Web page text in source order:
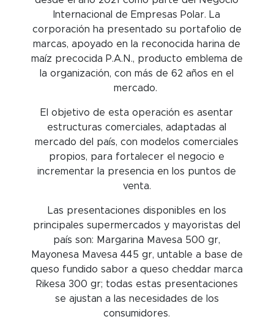
Internacional de Empresas Polar. La
corporación ha presentado su portafolio de
marcas, apoyado en la reconocida harina de
maíz precocida P.A.N., producto emblema de
la organización, con más de 62 años en el
mercado.
El objetivo de esta operación es asentar
estructuras comerciales, adaptadas al
mercado del país, con modelos comerciales
propios, para fortalecer el negocio e
incrementar la presencia en los puntos de
venta.
Las presentaciones disponibles en los
principales supermercados y mayoristas del
país son: Margarina Mavesa 500 gr,
Mayonesa Mavesa 445 gr, untable a base de
queso fundido sabor a queso cheddar marca
Rikesa 300 gr; todas estas presentaciones
se ajustan a las necesidades de los
consumidores.